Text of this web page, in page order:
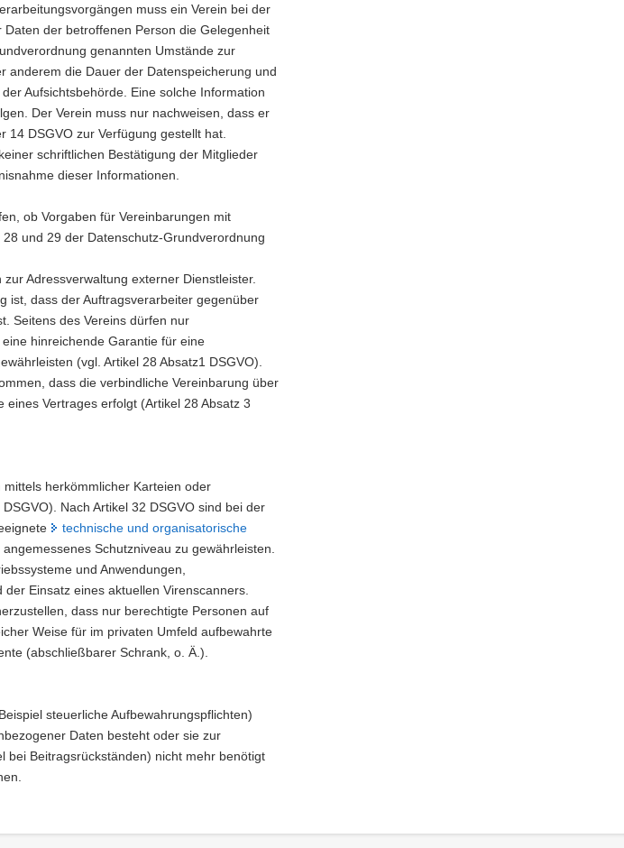
muss ein Verein bei der
der betroffenen Person die Gelegenheit
genannten Umstände zur
anderem die Dauer der Datenspeicherung und
Aufsichtsbehörde. Eine solche Information
Der Verein muss nur nachweisen, dass er
DSGVO zur Verfügung gestellt hat.
schriftlichen Bestätigung der Mitglieder
dieser Informationen.
ob Vorgaben für Vereinbarungen mit
und 29 der Datenschutz-Grundverordnung
Adressverwaltung externer Dienstleister.
ist, dass der Auftragsverarbeiter gegenüber
Seitens des Vereins dürfen nur
hinreichende Garantie für eine
(vgl. Artikel 28 Absatz1 DSGVO).
dass die verbindliche Vereinbarung über
Vertrages erfolgt (Artikel 28 Absatz 3
herkömmlicher Karteien oder
Nach Artikel 32 DSGVO sind bei der
technische und organisatorische
Schutzniveau zu gewährleisten.
und Anwendungen,
Einsatz eines aktuellen Virenscanners.
dass nur berechtigte Personen auf
Weise für im privaten Umfeld aufbewahrte
(abschließbarer Schrank, o. Ä.).
steuerliche Aufbewahrungspflichten)
Daten besteht oder sie zur
bei Beitragsrückständen) nicht mehr benötigt